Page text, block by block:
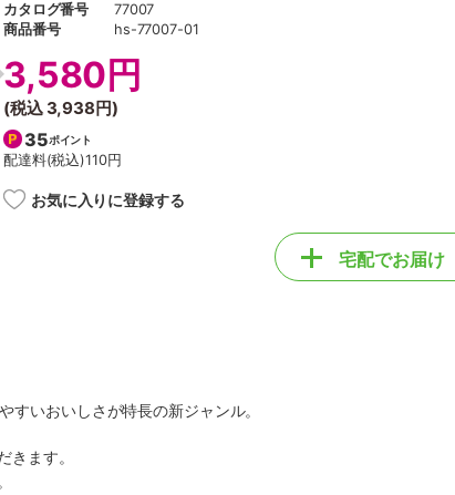
カタログ番号
77007
商品番号
hs-77007-01
3,580円
(税込 3,938円)
35ポイント
配達料(税込)110円
お気に入りに登録する
宅配でお届け
すいおいしさが特長の新ジャンル。
ます。